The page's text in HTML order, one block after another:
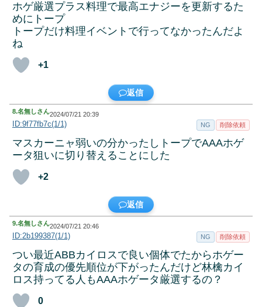
ホゲ厳選プラス料理で最高エナジーを更新するた
めにトープ
トープだけ料理イベントで行ってなかったんだよ
ね
+1
返信
8.名無しさん2024/07/21 20:39
ID:9f77fb7c(1/1) NG 削除依頼
マスカーニャ弱いの分かったしトープでAAAホゲ
ータ狙いに切り替えることにした
+2
返信
9.名無しさん2024/07/21 20:46
ID:2b199387(1/1) NG 削除依頼
つい最近ABBカイロスで良い個体でたからホゲー
タの育成の優先順位が下がったんだけど林檎カイ
ロス持ってる人もAAAホゲータ厳選するの？
0